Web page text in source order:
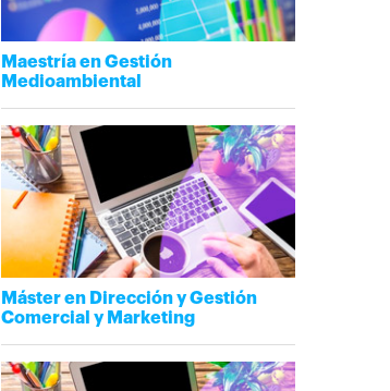
Maestría en Gestión
Medioambiental
Máster en Dirección y Gestión
Comercial y Marketing